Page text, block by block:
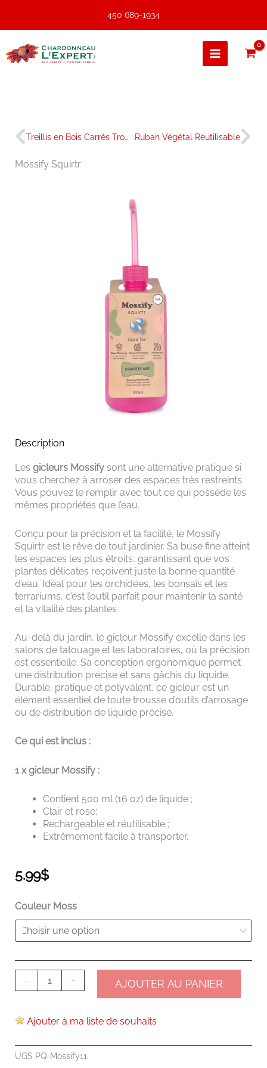
contenu
450 689-1934
Précédent Treillis en Bois Carrés Tropicaux Ruban Végétal Réutilisable
Mossify Squirtr
Description
Les gicleurs Mossify sont une alternative pratique si
vous cherchez à arroser des espaces très restreints.
Vous pouvez le remplir avec tout ce qui possède les
mêmes propriétés que l’eau.
Conçu pour la précision et la facilité, le Mossify
Squirtr est le rêve de tout jardinier. Sa buse fine atteint
les espaces les plus étroits, garantissant que vos
plantes délicates reçoivent juste la bonne quantité
d’eau. Idéal pour les orchidées, les bonsaïs et les
terrariums, c’est l’outil parfait pour maintenir la santé
et la vitalité des plantes
Au-delà du jardin, le gicleur Mossify excelle dans les
salons de tatouage et les laboratoires, où la précision
est essentielle. Sa conception ergonomique permet
une distribution précise et sans gâchis du liquide.
Durable, pratique et polyvalent, ce gicleur est un
élément essentiel de toute trousse d’outils d’arrosage
ou de distribution de liquide précise.
Ce qui est inclus :
1 x gicleur Mossify :
Contient 500 ml (16 oz) de liquide ;
Clair et rose;
Rechargeable et réutilisable ;
Extrêmement facile à transporter.
5.99$
Couleur Moss
-
quantité
Mossify
Squirtr
+ AJOUTER AU PANIER
Ajouter à ma liste de souhaits
UGS PQ-Mossify11